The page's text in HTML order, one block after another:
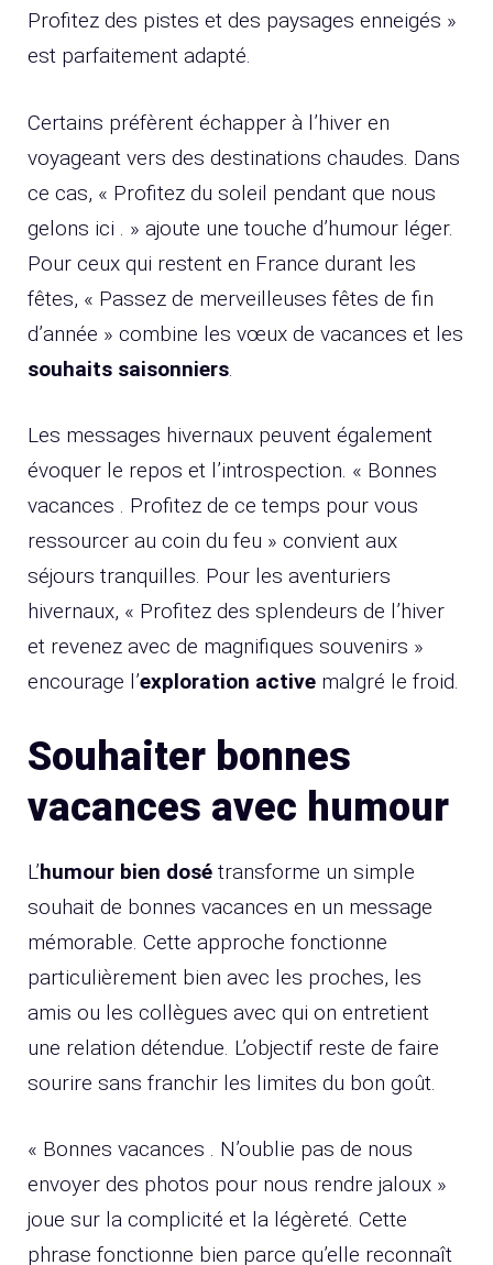
Profitez des pistes et des paysages enneigés »
est parfaitement adapté.
Certains préfèrent échapper à l’hiver en
voyageant vers des destinations chaudes. Dans
ce cas, « Profitez du soleil pendant que nous
gelons ici . » ajoute une touche d’humour léger.
Pour ceux qui restent en France durant les
fêtes, « Passez de merveilleuses fêtes de fin
d’année » combine les vœux de vacances et les
souhaits saisonniers.
Les messages hivernaux peuvent également
évoquer le repos et l’introspection. « Bonnes
vacances . Profitez de ce temps pour vous
ressourcer au coin du feu » convient aux
séjours tranquilles. Pour les aventuriers
hivernaux, « Profitez des splendeurs de l’hiver
et revenez avec de magnifiques souvenirs »
encourage l’exploration active malgré le froid.
Souhaiter bonnes
vacances avec humour
L’humour bien dosé transforme un simple
souhait de bonnes vacances en un message
mémorable. Cette approche fonctionne
particulièrement bien avec les proches, les
amis ou les collègues avec qui on entretient
une relation détendue. L’objectif reste de faire
sourire sans franchir les limites du bon goût.
« Bonnes vacances . N’oublie pas de nous
envoyer des photos pour nous rendre jaloux »
joue sur la complicité et la légèreté. Cette
phrase fonctionne bien parce qu’elle reconnaît